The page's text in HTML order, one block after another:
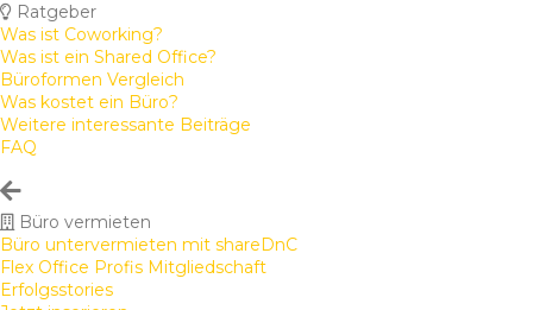
Ratgeber
Was ist Coworking?
Was ist ein Shared Office?
Büroformen Vergleich
Was kostet ein Büro?
Weitere interessante Beiträge
FAQ
Büro vermieten
Büro untervermieten mit shareDnC
Flex Office Profis Mitgliedschaft
Erfolgsstories